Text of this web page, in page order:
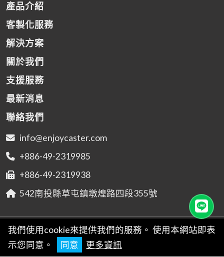
產品介紹
客製化服務
解決方案
關於我們
支援服務
最新消息
聯絡我們
info@enjoycaster.com
+886-49-2319985
+886-49-2319938
542南投縣草屯鎮墩煌路四段355號
© 2026易周有限公司
Designed by商積全網行銷
使用規範|隱私權申告
我們使用cookie來提供我們的服務。 使用本網站即表
示您同意。
同意 更多資訊